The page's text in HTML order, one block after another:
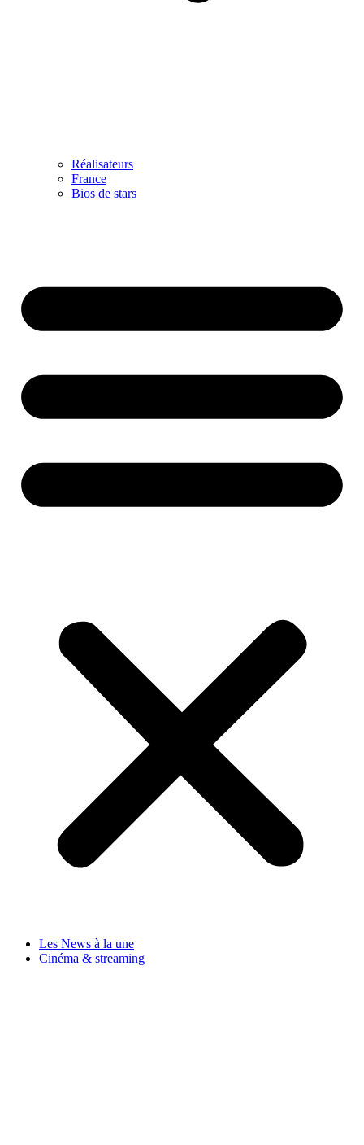
Réalisateurs
France
Bios de stars
Les News à la une
Cinéma & streaming